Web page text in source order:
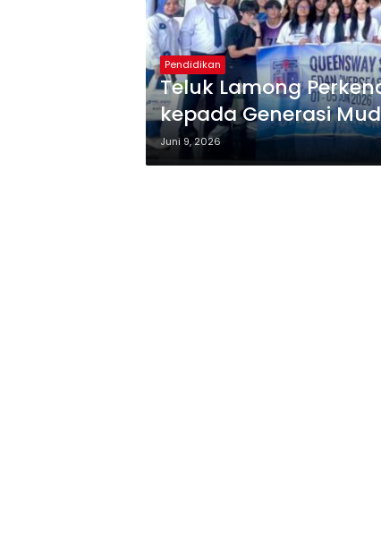
Pendidikan
Teluk Lamong
kepada Generasi
Juni 9, 2026